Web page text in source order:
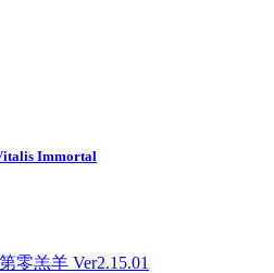
Immortal
零羔羊 Ver2.15.01